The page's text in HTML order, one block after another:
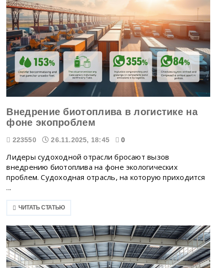
Внедрение биотоплива в логистике на
фоне экопроблем
223550 26.11.2025, 18:45 0
Лидеры судоходной отрасли бросают вызов
внедрению биотоплива на фоне экологических
проблем. Судоходная отрасль, на которую приходится
...
ЧИТАТЬ СТАТЬЮ